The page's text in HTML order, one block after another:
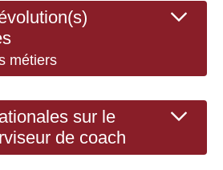
métiers
sur le
de coach